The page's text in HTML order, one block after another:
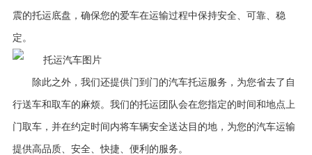
震的托运底盘，确保您的爱车在运输过程中保持安全、可靠、稳
定。
除此之外，我们还提供门到门的汽车托运服务，为您省去了自
行送车和取车的麻烦。我们的托运团队会在您指定的时间和地点上
门取车，并在约定时间内将车辆安全送达目的地，为您的汽车运输
提供高品质、安全、快捷、便利的服务。